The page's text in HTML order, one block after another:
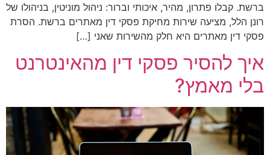
ברשת. קבלו פתרון, מהיר, איכותי וברור: ניהול מוניטין, בניהולו של
רונן הלל, מציעה שירות מחיקת פסקי דין מאתרים ברשת. הסרת
פסקי דין מאתרים היא חלק מהשירות שאני […]
איך להסיר פסקי דין מהאינטרנט
בלי מאמץ?